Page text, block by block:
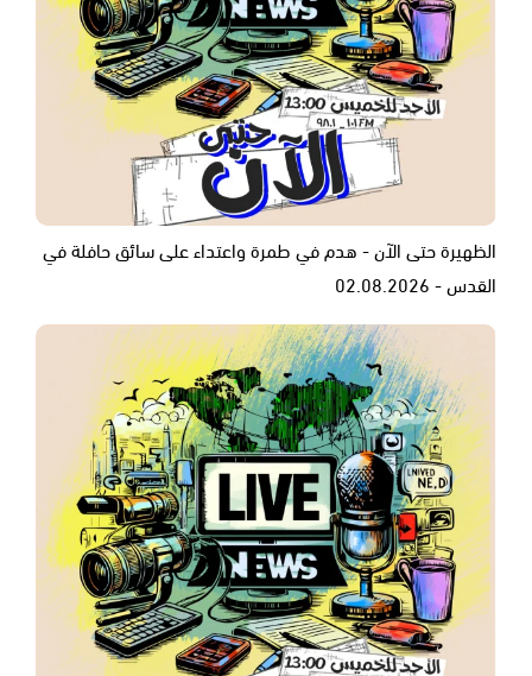
الظهيرة حتى الآن - هدم في طمرة واعتداء على سائق حافلة في
القدس - 02.08.2026